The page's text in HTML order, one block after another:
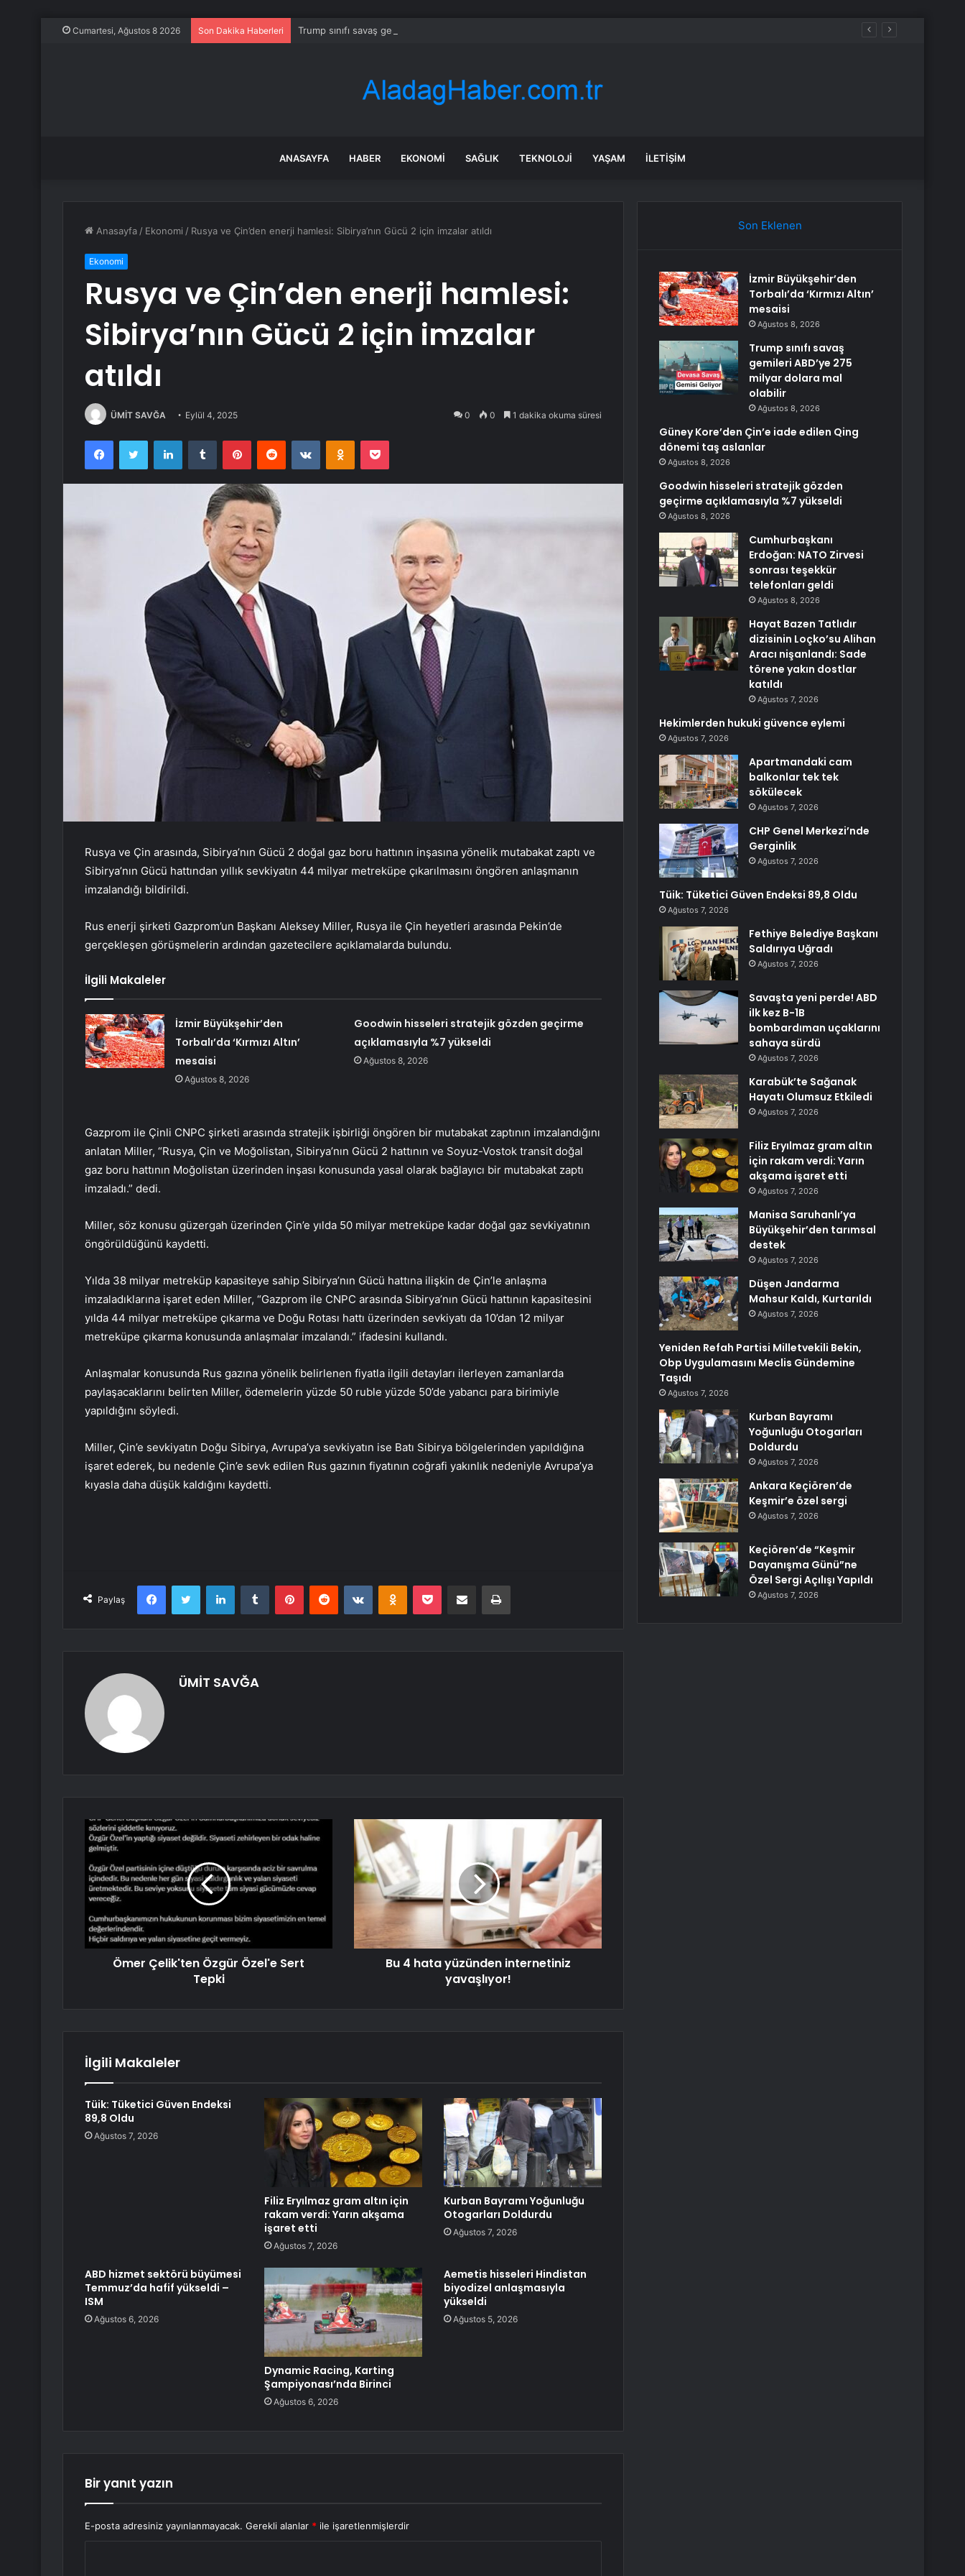
Cumartesi, Ağustos 8 2026 Son Dakika Haberleri Trump sınıfı savaş gemileri ABD’ye 275 milyar dolara mal olabilir
ANASAYFA HABER EKONOMI SAĞLIK TEKNOLOJI YAŞAM İLETIŞIM
Anasayfa / Ekonomi / Rusya ve Çin’den enerji hamlesi: Sibirya’nın Gücü 2 için imzalar atıldı
Ekonomi
Rusya ve Çin’den enerji hamlesi:
Sibirya’nın Gücü 2 için imzalar
atıldı
ÜMİT SAVĞA Eylül 4, 2025 0 0 1 dakika okuma süresi
FacebookTwitter LinkedInTumblr PinterestReddit VKontakteOdnoklassniki
Pocket
Rusya ve Çin arasında, Sibirya’nın Gücü 2 doğal gaz boru hattının inşasına yönelik mutabakat zaptı ve
Sibirya’nın Gücü hattından yıllık sevkiyatın 44 milyar metreküpe çıkarılmasını öngören anlaşmanın
imzalandığı bildirildi.
Rus enerji şirketi Gazprom’un Başkanı Aleksey Miller, Rusya ile Çin heyetleri arasında Pekin’de
gerçekleşen görüşmelerin ardından gazetecilere açıklamalarda bulundu.
İlgili Makaleler
İzmir Büyükşehir’den
Torbalı’da ‘Kırmızı Altın’
mesaisi
Ağustos 8, 2026
Goodwin hisseleri stratejik gözden geçirme
açıklamasıyla %7 yükseldi
Ağustos 8, 2026
Gazprom ile Çinli CNPC şirketi arasında stratejik işbirliği öngören bir mutabakat zaptının imzalandığını
anlatan Miller, “Rusya, Çin ve Moğolistan, Sibirya’nın Gücü 2 hattının ve Soyuz-Vostok transit doğal
gaz boru hattının Moğolistan üzerinden inşası konusunda yasal olarak bağlayıcı bir mutabakat zaptı
imzaladı.” dedi.
Miller, söz konusu güzergah üzerinden Çin’e yılda 50 milyar metreküpe kadar doğal gaz sevkiyatının
öngörüldüğünü kaydetti.
Yılda 38 milyar metreküp kapasiteye sahip Sibirya’nın Gücü hattına ilişkin de Çin’le anlaşma
imzaladıklarına işaret eden Miller, “Gazprom ile CNPC arasında Sibirya’nın Gücü hattının kapasitesini
yılda 44 milyar metreküpe çıkarma ve Doğu Rotası hattı üzerinden sevkiyatı da 10’dan 12 milyar
metreküpe çıkarma konusunda anlaşmalar imzalandı.” ifadesini kullandı.
Anlaşmalar konusunda Rus gazına yönelik belirlenen fiyatla ilgili detayları ilerleyen zamanlarda
paylaşacaklarını belirten Miller, ödemelerin yüzde 50 ruble yüzde 50’de yabancı para birimiyle
yapıldığını söyledi.
Miller, Çin’e sevkiyatın Doğu Sibirya, Avrupa’ya sevkiyatın ise Batı Sibirya bölgelerinden yapıldığına
işaret ederek, bu nedenle Çin’e sevk edilen Rus gazının fiyatının coğrafi yakınlık nedeniyle Avrupa’ya
kıyasla daha düşük kaldığını kaydetti.
Paylaş
FacebookTwitter LinkedInTumblr PinterestReddit VKontakteOdnoklassniki
Pocket E-Posta ile paylaş Yazdır
ÜMİT SAVĞA
Ömer Çelik'ten Özgür Özel'e Sert
Tepki
Bu 4 hata yüzünden internetiniz
yavaşlıyor!
İlgili Makaleler
Tüik: Tüketici Güven Endeksi
89,8 Oldu
Ağustos 7, 2026
Filiz Eryılmaz gram altın için
rakam verdi: Yarın akşama
işaret etti
Ağustos 7, 2026
Kurban Bayramı Yoğunluğu
Otogarları Doldurdu
Ağustos 7, 2026
ABD hizmet sektörü büyümesi
Temmuz’da hafif yükseldi –
ISM
Ağustos 6, 2026
Dynamic Racing, Karting
Şampiyonası’nda Birinci
Ağustos 6, 2026
Aemetis hisseleri Hindistan
biyodizel anlaşmasıyla
yükseldi
Ağustos 5, 2026
Bir yanıt yazın
E-posta adresiniz yayınlanmayacak. Gerekli alanlar * ile işaretlenmişlerdir
Son Eklenen
İzmir Büyükşehir’den
Torbalı’da ‘Kırmızı Altın’
mesaisi
Ağustos 8, 2026
Trump sınıfı savaş
gemileri ABD’ye 275
milyar dolara mal
olabilir
Ağustos 8, 2026
Güney Kore’den Çin’e iade edilen Qing
dönemi taş aslanlar
Ağustos 8, 2026
Goodwin hisseleri stratejik gözden
geçirme açıklamasıyla %7 yükseldi
Ağustos 8, 2026
Cumhurbaşkanı
Erdoğan: NATO Zirvesi
sonrası teşekkür
telefonları geldi
Ağustos 8, 2026
Hayat Bazen Tatlıdır
dizisinin Loçko’su Alihan
Aracı nişanlandı: Sade
törene yakın dostlar
katıldı
Ağustos 7, 2026
Hekimlerden hukuki güvence eylemi
Ağustos 7, 2026
Apartmandaki cam
balkonlar tek tek
sökülecek
Ağustos 7, 2026
CHP Genel Merkezi’nde
Gerginlik
Ağustos 7, 2026
Tüik: Tüketici Güven Endeksi 89,8 Oldu
Ağustos 7, 2026
Fethiye Belediye Başkanı
Saldırıya Uğradı
Ağustos 7, 2026
Savaşta yeni perde! ABD
ilk kez B-1B
bombardıman uçaklarını
sahaya sürdü
Ağustos 7, 2026
Karabük’te Sağanak
Hayatı Olumsuz Etkiledi
Ağustos 7, 2026
Filiz Eryılmaz gram altın
için rakam verdi: Yarın
akşama işaret etti
Ağustos 7, 2026
Manisa Saruhanlı’ya
Büyükşehir’den tarımsal
destek
Ağustos 7, 2026
Düşen Jandarma
Mahsur Kaldı, Kurtarıldı
Ağustos 7, 2026
Yeniden Refah Partisi Milletvekili Bekin,
Obp Uygulamasını Meclis Gündemine
Taşıdı
Ağustos 7, 2026
Kurban Bayramı
Yoğunluğu Otogarları
Doldurdu
Ağustos 7, 2026
Ankara Keçiören’de
Keşmir’e özel sergi
Ağustos 7, 2026
Keçiören’de “Keşmir
Dayanışma Günü”ne
Özel Sergi Açılışı Yapıldı
Ağustos 7, 2026